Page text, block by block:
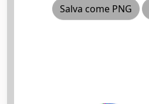
Salva come PNG